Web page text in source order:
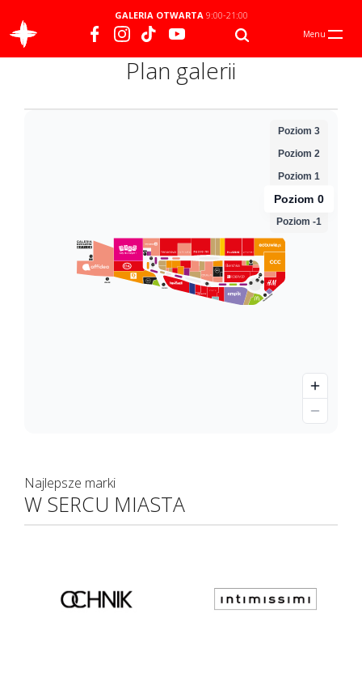
GALERIA OTWARTA9:00-21:00
Menu
Plan galerii
Najlepsze marki
W SERCU MIASTA